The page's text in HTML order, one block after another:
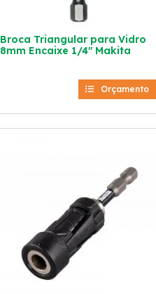
Broca Triangular para Vidro
8mm Encaixe 1/4″ Makita
Orçamento